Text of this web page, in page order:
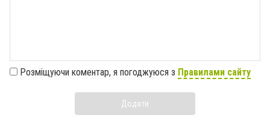
Розміщуючи коментар, я погоджуюся з Правилами сайту
Додати